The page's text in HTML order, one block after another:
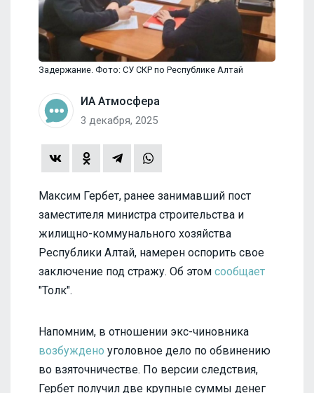
Задержание. Фото: СУ СКР по Республике Алтай
ИА Атмосфера
3 декабря, 2025
Максим Гербет, ранее занимавший пост
заместителя министра строительства и
жилищно-коммунального хозяйства
Республики Алтай, намерен оспорить свое
заключение под стражу. Об этом сообщает
"Толк".
Напомним, в отношении экс-чиновника
возбуждено уголовное дело по обвинению
во взяточничестве. По версии следствия,
Гербет получил две крупные суммы денег